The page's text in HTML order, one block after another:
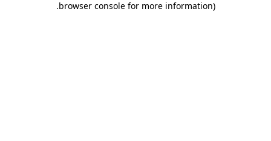
browser console for more information)
.